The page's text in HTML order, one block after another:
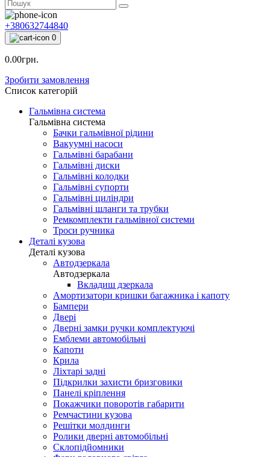
+380632744840
0
0.00грн.
Зробити замовлення
Список категорій
Гальмівна система
Гальмівна система
Бачки гальмівної рідини
Вакуумні насоси
Гальмівні барабани
Гальмівні диски
Гальмівні колодки
Гальмівні супорти
Гальмівні циліндри
Гальмівні шланги та трубки
Ремкомплекти гальмівної системи
Троси ручника
Деталі кузова
Деталі кузова
Автодзеркала
Автодзеркала
Вкладиш дзеркала
Амортизатори кришки багажника і капоту
Бампери
Двері
Дверні замки ручки комплектуючі
Емблеми автомобільні
Капоти
Крила
Ліхтарі задні
Підкрилки захисти бризговики
Панелі кріплення
Покажчики поворотів габарити
Ремчастини кузова
Решітки молдинги
Ролики дверні автомобільні
Склопідйомники